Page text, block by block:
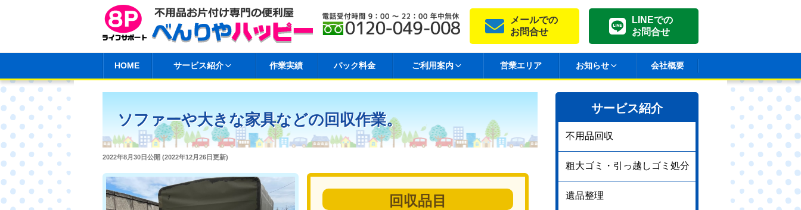
ン
へ
ス
メールでの
お問合せ
LINEでの
お問合せ
HOME サービス紹介 作業実績 パック料金 ご利用案内 営業エリア お知らせ 会社概要
ソファーや大きな家具などの回収作業。
投
日:
2022年8月30日公開 (2022年12月26日更新)
回収品目
サービス紹介
不用品回収
粗大ゴミ・引っ越しゴミ処分
遺品整理